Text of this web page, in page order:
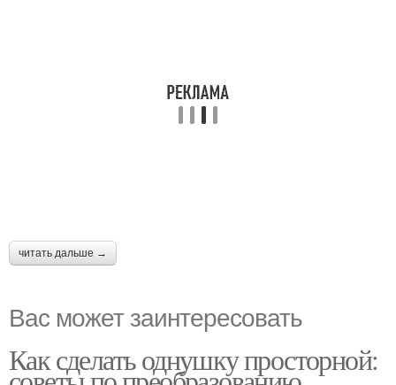
читать дальше →
Вас может заинтересовать
Как сделать однушку просторной: